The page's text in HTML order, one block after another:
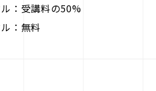
：受講料の50%
：無料